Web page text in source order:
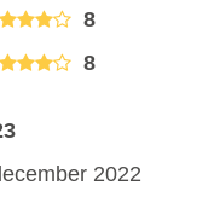
8
8
2022